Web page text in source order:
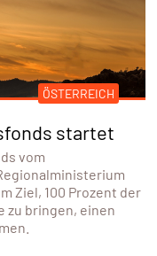
ÖSTERREICH
startet
vom
Ziel, 100 Prozent der
zu bringen, einen